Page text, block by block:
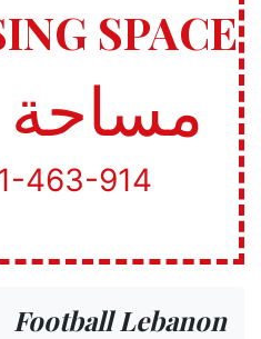
SPACE
مساحة
463-914
Football Lebanon